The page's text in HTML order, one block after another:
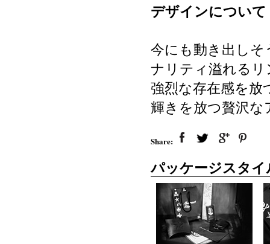
デザインについて
今にも動き出し
ナリティ溢れるリ
強烈な存在感を
輝きを放つ贅沢な
Share:
パッケージスタ